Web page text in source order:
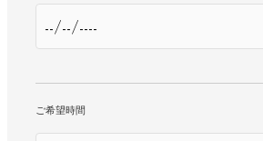
ご希望時間